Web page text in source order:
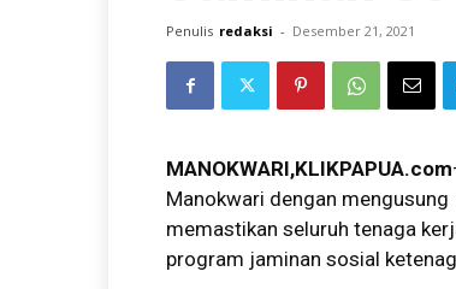
Penulis redaksi - Desember 21, 2021
MANOKWARI,KLIKPAPUA.com
Manokwari dengan
memastikan seluruh tenaga
program jaminan sosial